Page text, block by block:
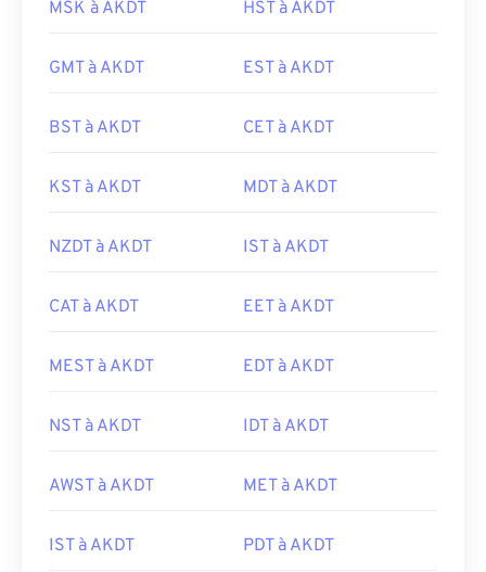
MSK à AKDT HST à AKDT
GMT à AKDT EST à AKDT
BST à AKDT CET à AKDT
KST à AKDT MDT à AKDT
NZDT à AKDT IST à AKDT
CAT à AKDT EET à AKDT
MEST à AKDT EDT à AKDT
NST à AKDT IDT à AKDT
AWST à AKDT MET à AKDT
IST à AKDT PDT à AKDT